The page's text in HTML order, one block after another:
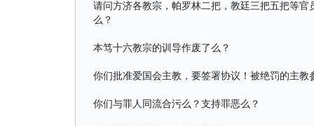
请问方济各教宗，帕罗林二把，教廷三把五把等
么？
本笃十六教宗的训导作废了么？
你们批准爱国会主教，要签署协议！被绝罚的主教
你们与罪人同流合污么？支持罪恶么？